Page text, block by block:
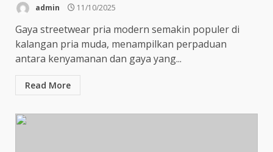
admin 11/10/2025
Gaya streetwear pria modern semakin populer di
kalangan pria muda, menampilkan perpaduan
antara kenyamanan dan gaya yang...
Read More